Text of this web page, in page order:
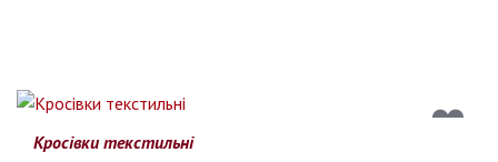
Кросівки текстильні